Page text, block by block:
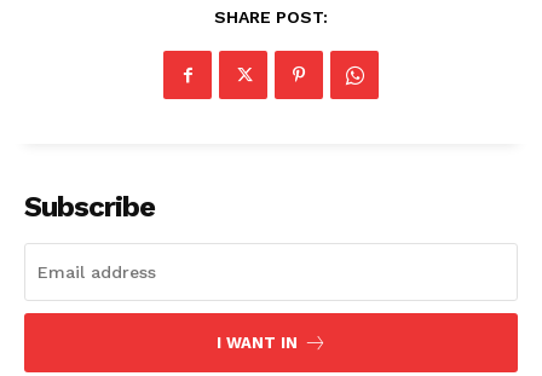
Magazine PRO
SHARE POST:
Subscribe
I WANT IN